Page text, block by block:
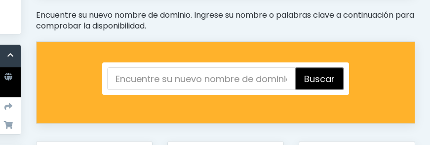
Encuentre su nuevo nombre de dominio. Ingrese su nombre o palabras clave a continuación para
comprobar la disponibilidad.
Buscar